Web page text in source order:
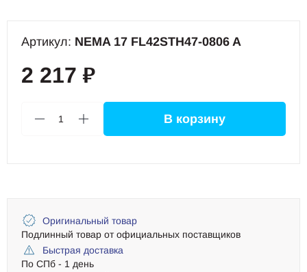
Артикул: NEMA 17 FL42STH47-0806 A
2 217 ₽
1 В корзину
Оригинальный товар
Подлинный товар от официальных поставщиков
Быстрая доставка
По СПб - 1 день